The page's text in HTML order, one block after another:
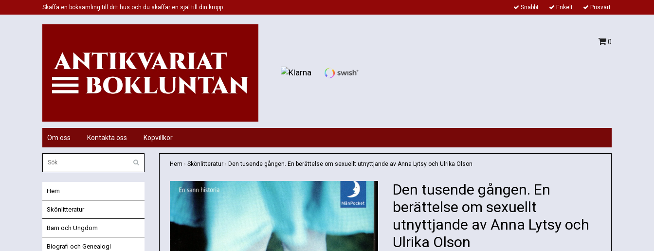
Skaffa en boksamling till ditt hus och du skaffar en själ till din kropp . Snabbt Enkelt Prisvärt
0
Om oss Kontakta oss Köpvillkor
Hem
Skönlitteratur
Barn och Ungdom
Biografi och Genealogi
Hem › Skönlitteratur › Den tusende gången. En berättelse om sexuellt utnyttjande av Anna Lytsy och Ulrika Olson
Den tusende gången. En
berättelse om sexuellt
utnyttjande av Anna Lytsy och
Ulrika Olson